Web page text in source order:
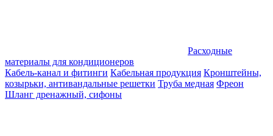
Расходные
материалы для кондиционеров
Кабель-канал и фитинги Кабельная продукция Кронштейны,
козырьки, антивандальные решетки Труба медная Фреон
Шланг дренажный, сифоны